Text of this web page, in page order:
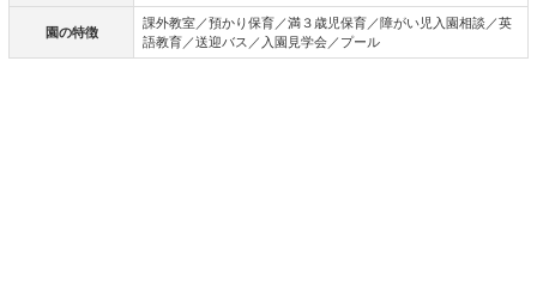
園の特徴
課外教室／預かり保育／満３歳児保育／障がい児入園相談／英
語教育／送迎バス／入園見学会／プール